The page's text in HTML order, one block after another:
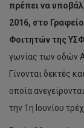
πρέπει να
2016, στο
Φοιτητών της
γωνίας των οδών
Γίνονται δεκτές
οποία
την 1η Ιουνίου